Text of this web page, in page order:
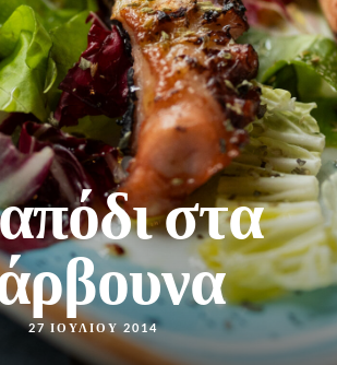
στα
27 ΙΟΥΛΊΟΥ 2014